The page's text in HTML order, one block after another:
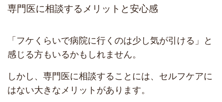
専門医に相談するメリットと安心感
「フケくらいで病院に行くのは少し気が引ける」と
感じる方もいるかもしれません。
しかし、専門医に相談することには、セルフケアに
はない大きなメリットがあります。